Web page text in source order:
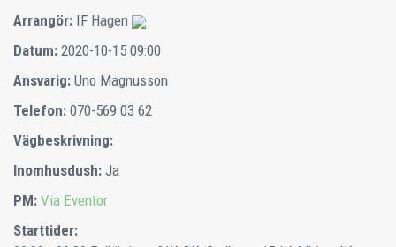
Arrangör: IF Hagen
Datum: 2020-10-15 09:00
Ansvarig: Uno Magnusson
Telefon: 070-569 03 62
Vägbeskrivning:
Inomhusdush: Ja
PM: Via Eventor
Starttider: